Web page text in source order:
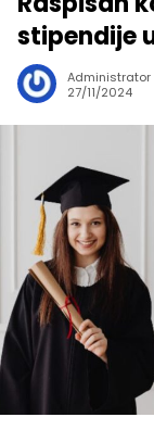
stipendije
Administrator
27/11/2024